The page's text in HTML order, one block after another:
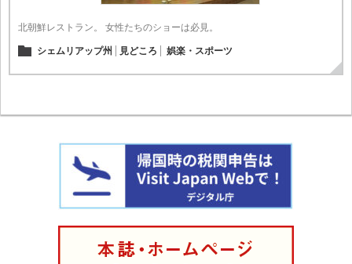
北朝鮮レストラン。 女性たちのショーは必見。
シェムリアップ州 見どころ 娯楽・スポーツ